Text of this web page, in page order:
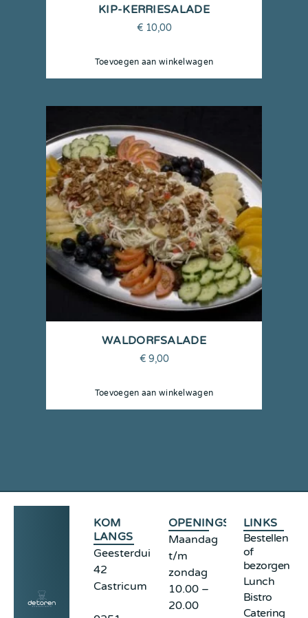
KIP-KERRIESALADE
€ 10,00
Toevoegen aan winkelwagen
WALDORFSALADE
€ 9,00
Toevoegen aan winkelwagen
KOM
LANGS
Geesterduinweg
42
Castricum
OPENINGSTIJDEN
Maandag
t/m
zondag
10.00 –
20.00
LINKS
Bestellen
of
bezorgen
Lunch
Bistro
Catering